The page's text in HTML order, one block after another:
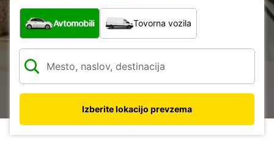
Katera vrsta vozila?
Avtomobili Tovorna vozila
Izberite lokacijo prevzema